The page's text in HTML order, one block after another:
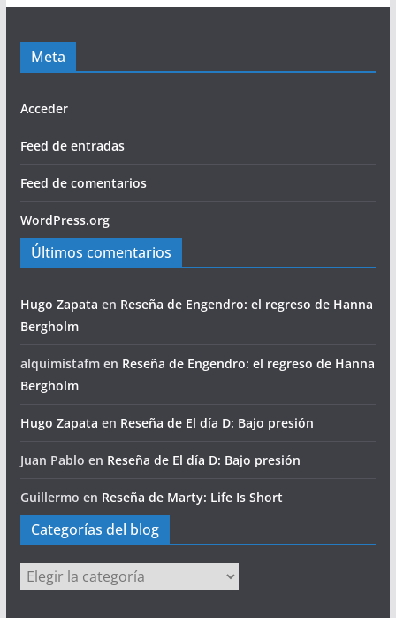
Meta
Acceder
Feed de entradas
Feed de comentarios
WordPress.org
Últimos comentarios
Hugo Zapata en Reseña de Engendro: el regreso de Hanna
Bergholm
alquimistafmen Reseña de Engendro: el regreso de Hanna
Bergholm
Hugo Zapata en Reseña de El día D: Bajo presión
Juan Pablo en Reseña de El día D: Bajo presión
Guillermo en Reseña de Marty: Life Is Short
Categorías del blog
Categorías
del